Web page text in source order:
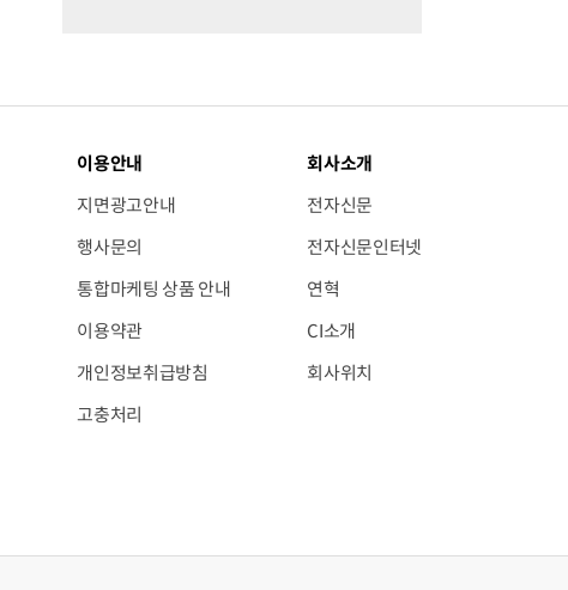
이용안내
지면광고안내
행사문의
통합마케팅 상품 안내
이용약관
개인정보취급방침
고충처리
회사소개
전자신문
전자신문인터넷
연혁
CI소개
회사위치